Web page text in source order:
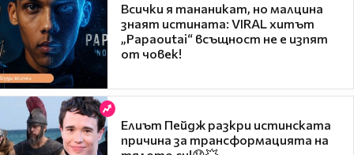
Всички я тананикат, но малцина
знаят истината: VIRAL хитът
„Papaoutai“ всъщност не е изпят
от човек!
Елиът Пейдж разкри истинската
причина за трансформацията на